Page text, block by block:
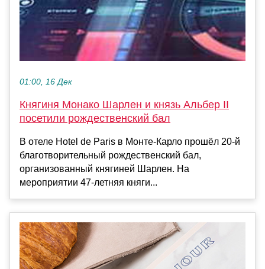
01:00, 16 Дек
Княгиня Монако Шарлен и князь Альбер II
посетили рождественский бал
В отеле Hotel de Paris в Монте-Карло прошёл 20-й
благотворительный рождественский бал,
организованный княгиней Шарлен. На
мероприятии 47-летняя княги...